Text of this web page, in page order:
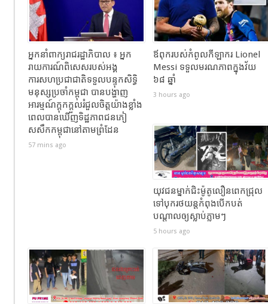
អ្នកនាំពាក្យរាជរដ្ឋាភិបាល ៖ អ្នក
រាយការណ៍ពិសេសរបស់អង្គ
ការសហប្រជាជាតិទទួលបន្ទុកសិទ្ធិ
មនុស្សប្រចាំកម្ពុជា បានបង្ហាញ
អារម្មណ៍ក្តុកក្តួលរំជួលចិត្តយ៉ាងខ្លាំង
ពេលបានឃើញទិដ្ឋភាពជនភៀ
សសឹកកម្ពុជានៅតាមព្រំដែន
57 mins ago
ឪពុករបស់កំពូលកីឡាករ Lionel
Messi ទទួលមរណភាពក្នុងវ័យ
៦៨ ឆ្នាំ
3 hours ago
យុវជនម្នាក់ជិះម៉ូតូលឿនពេកជ្រុល
ទៅបុករថយន្តកំពុងបើកបត់
បណ្តាលឲ្យស្លាប់ភ្លាមៗ
5 hours ago